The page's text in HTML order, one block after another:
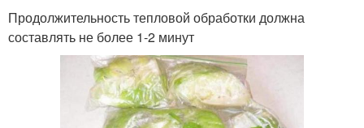
Продолжительность тепловой обработки должна
составлять не более 1-2 минут